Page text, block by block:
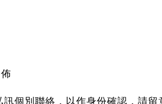
訊個別聯絡，以作身份確認，請留